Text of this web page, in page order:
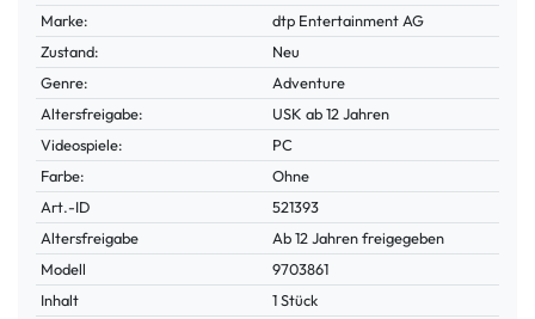
Marke:
dtp Entertainment AG
Zustand:
Neu
Genre:
Adventure
Altersfreigabe:
USK ab 12 Jahren
Videospiele:
PC
Farbe:
Ohne
Technisches
Merkmal
Wert
Art.-ID
521393
Altersfreigabe
Ab 12 Jahren freigegeben
Modell
9703861
Inhalt
1 Stück